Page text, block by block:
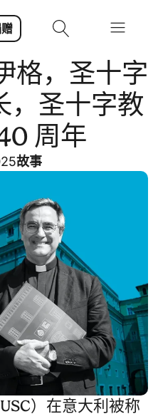
格，圣十字
，圣十字教
周年
故事
）在意大利被称